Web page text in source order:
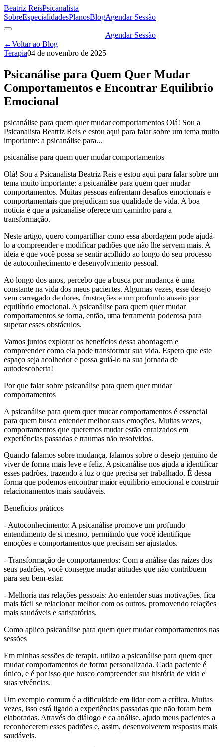
Beatriz ReisPsicanalista
SobreEspecialidadesPlanosBlogAgendar Sessão
Agendar Sessão
←Voltar ao Blog
Terapia04 de novembro de 2025
Psicanálise para Quem Quer Mudar
Comportamentos e Encontrar Equilíbrio
Emocional
psicanálise para quem quer mudar comportamentos Olá! Sou a
Psicanalista Beatriz Reis e estou aqui para falar sobre um tema muito
importante: a psicanálise para...
psicanálise para quem quer mudar comportamentos
Olá! Sou a Psicanalista Beatriz Reis e estou aqui para falar sobre um
tema muito importante: a psicanálise para quem quer mudar
comportamentos. Muitas pessoas enfrentam desafios emocionais e
comportamentais que prejudicam sua qualidade de vida. A boa
notícia é que a psicanálise oferece um caminho para a
transformação.
Neste artigo, quero compartilhar como essa abordagem pode ajudá-
lo a compreender e modificar padrões que não lhe servem mais. A
ideia é que você possa se sentir acolhido ao longo do seu processo
de autoconhecimento e desenvolvimento pessoal.
Ao longo dos anos, percebo que a busca por mudança é uma
constante na vida dos meus pacientes. Algumas vezes, esse desejo
vem carregado de dores, frustrações e um profundo anseio por
equilíbrio emocional. A psicanálise para quem quer mudar
comportamentos se torna, então, uma ferramenta poderosa para
superar esses obstáculos.
Vamos juntos explorar os benefícios dessa abordagem e
compreender como ela pode transformar sua vida. Espero que este
espaço seja acolhedor e possa guiá-lo na sua jornada de
autodescoberta!
Por que falar sobre psicanálise para quem quer mudar
comportamentos
A psicanálise para quem quer mudar comportamentos é essencial
para quem busca entender melhor suas emoções. Muitas vezes,
comportamentos que queremos mudar estão enraizados em
experiências passadas e traumas não resolvidos.
Quando falamos sobre mudança, falamos sobre o desejo genuíno de
viver de forma mais leve e feliz. A psicanálise nos ajuda a identificar
esses padrões, trazendo à luz o que precisa ser trabalhado. É dessa
forma que podemos encontrar maior equilíbrio emocional e construir
relacionamentos mais saudáveis.
Benefícios práticos
- Autoconhecimento: A psicanálise promove um profundo
entendimento de si mesmo, permitindo que você identifique
emoções e comportamentos que precisam ser ajustados.
- Transformação de comportamentos: Com a análise das raízes dos
seus padrões, você consegue mudar atitudes que não contribuem
para seu bem-estar.
- Melhoria nas relações pessoais: Ao entender suas motivações, fica
mais fácil se relacionar melhor com os outros, promovendo relações
mais saudáveis e satisfatórias.
Como aplico psicanálise para quem quer mudar comportamentos nas
sessões
Em minhas sessões de terapia, utilizo a psicanálise para quem quer
mudar comportamentos de forma personalizada. Cada paciente é
único, e é por isso que busco compreender sua história de vida e
suas vivências.
Um exemplo comum é a dificuldade em lidar com a crítica. Muitas
vezes, isso está ligado a experiências passadas que não foram bem
elaboradas. Através do diálogo e da análise, ajudo meus pacientes a
reconhecerem esses padrões e, assim, desenvolverem respostas mais
saudáveis.